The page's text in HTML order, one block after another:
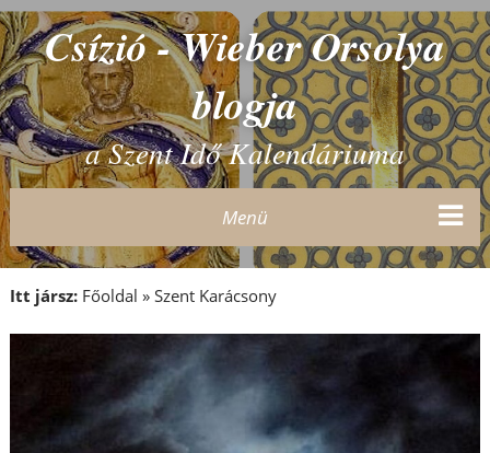
Csízió - Wieber Orsolya
blogja
a Szent Idő Kalendáriuma
Menü
Itt jársz: Főoldal » Szent Karácsony